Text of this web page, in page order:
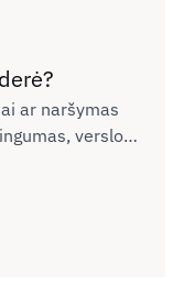
ar naršymas
verslo